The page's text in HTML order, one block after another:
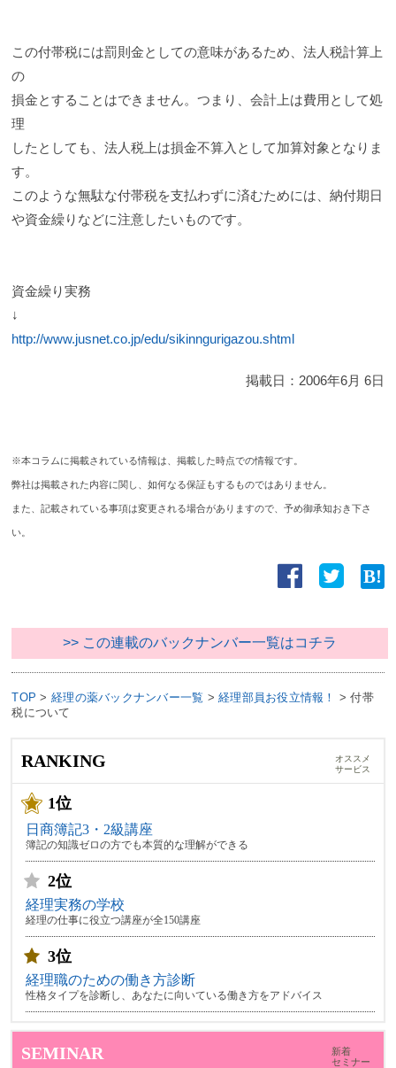
この付帯税には罰則金としての意味があるため、法人税計算上
の
損金とすることはできません。つまり、会計上は費用として処
理
したとしても、法人税上は損金不算入として加算対象となりま
す。
このような無駄な付帯税を支払わずに済むためには、納付期日
や資金繰りなどに注意したいものです。
資金繰り実務
↓
http://www.jusnet.co.jp/edu/sikinngurigazou.shtml
掲載日： 2006年6月 6日
※本コラムに掲載されている情報は、掲載した時点での情報です。
弊社は掲載された内容に関し、如何なる保証もするものではありません。
また、記載されている事項は変更される場合がありますので、予め御承知おき下さ
い。
>> この連載のバックナンバー一覧はコチラ
TOP > 経理の薬バックナンバー一覧 >経理部員お役立情報！ >付帯
税について
RANKING
オススメ
サービス
1位
日商簿記3・2級講座
簿記の知識ゼロの方でも本質的な理解ができる
2位
経理実務の学校
経理の仕事に役立つ講座が全150講座
3位
経理職のための働き方診断
性格タイプを診断し、あなたに向いている働き方をアドバイス
SEMINAR
新着
セミナー